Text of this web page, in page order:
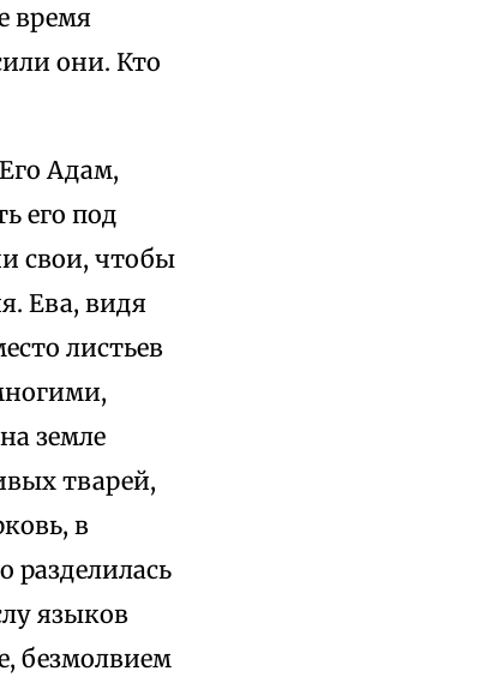
время
они. Кто
Адам,
его под
свои, чтобы
Ева, видя
листьев
земле
тварей,
в
разделилась
языков
безмолвием